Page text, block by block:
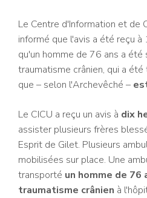
Le Centre d'Information et de
informé que l'avis a été reçu
qu'un homme de 76 ans a été
traumatisme crânien, qui a
que – selon l'Archevêché –
Le CICU a reçu un avis à dix
assister plusieurs frères
Esprit de Gilet. Plusieurs
mobilisées sur place. Une
transporté un homme de 76
traumatisme crânien à